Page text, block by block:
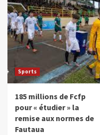
Sports
185 millions de Fcfp
pour « étudier » la
remise aux normes de
Fautaua